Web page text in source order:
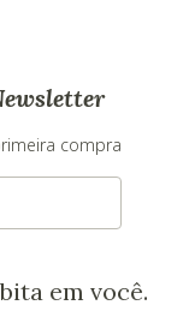
compra
em você.